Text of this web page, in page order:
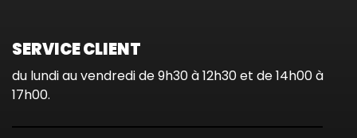
SERVICE CLIENT
du lundi au vendredi de 9h30 à 12h30 et de 14h00 à
17h00.